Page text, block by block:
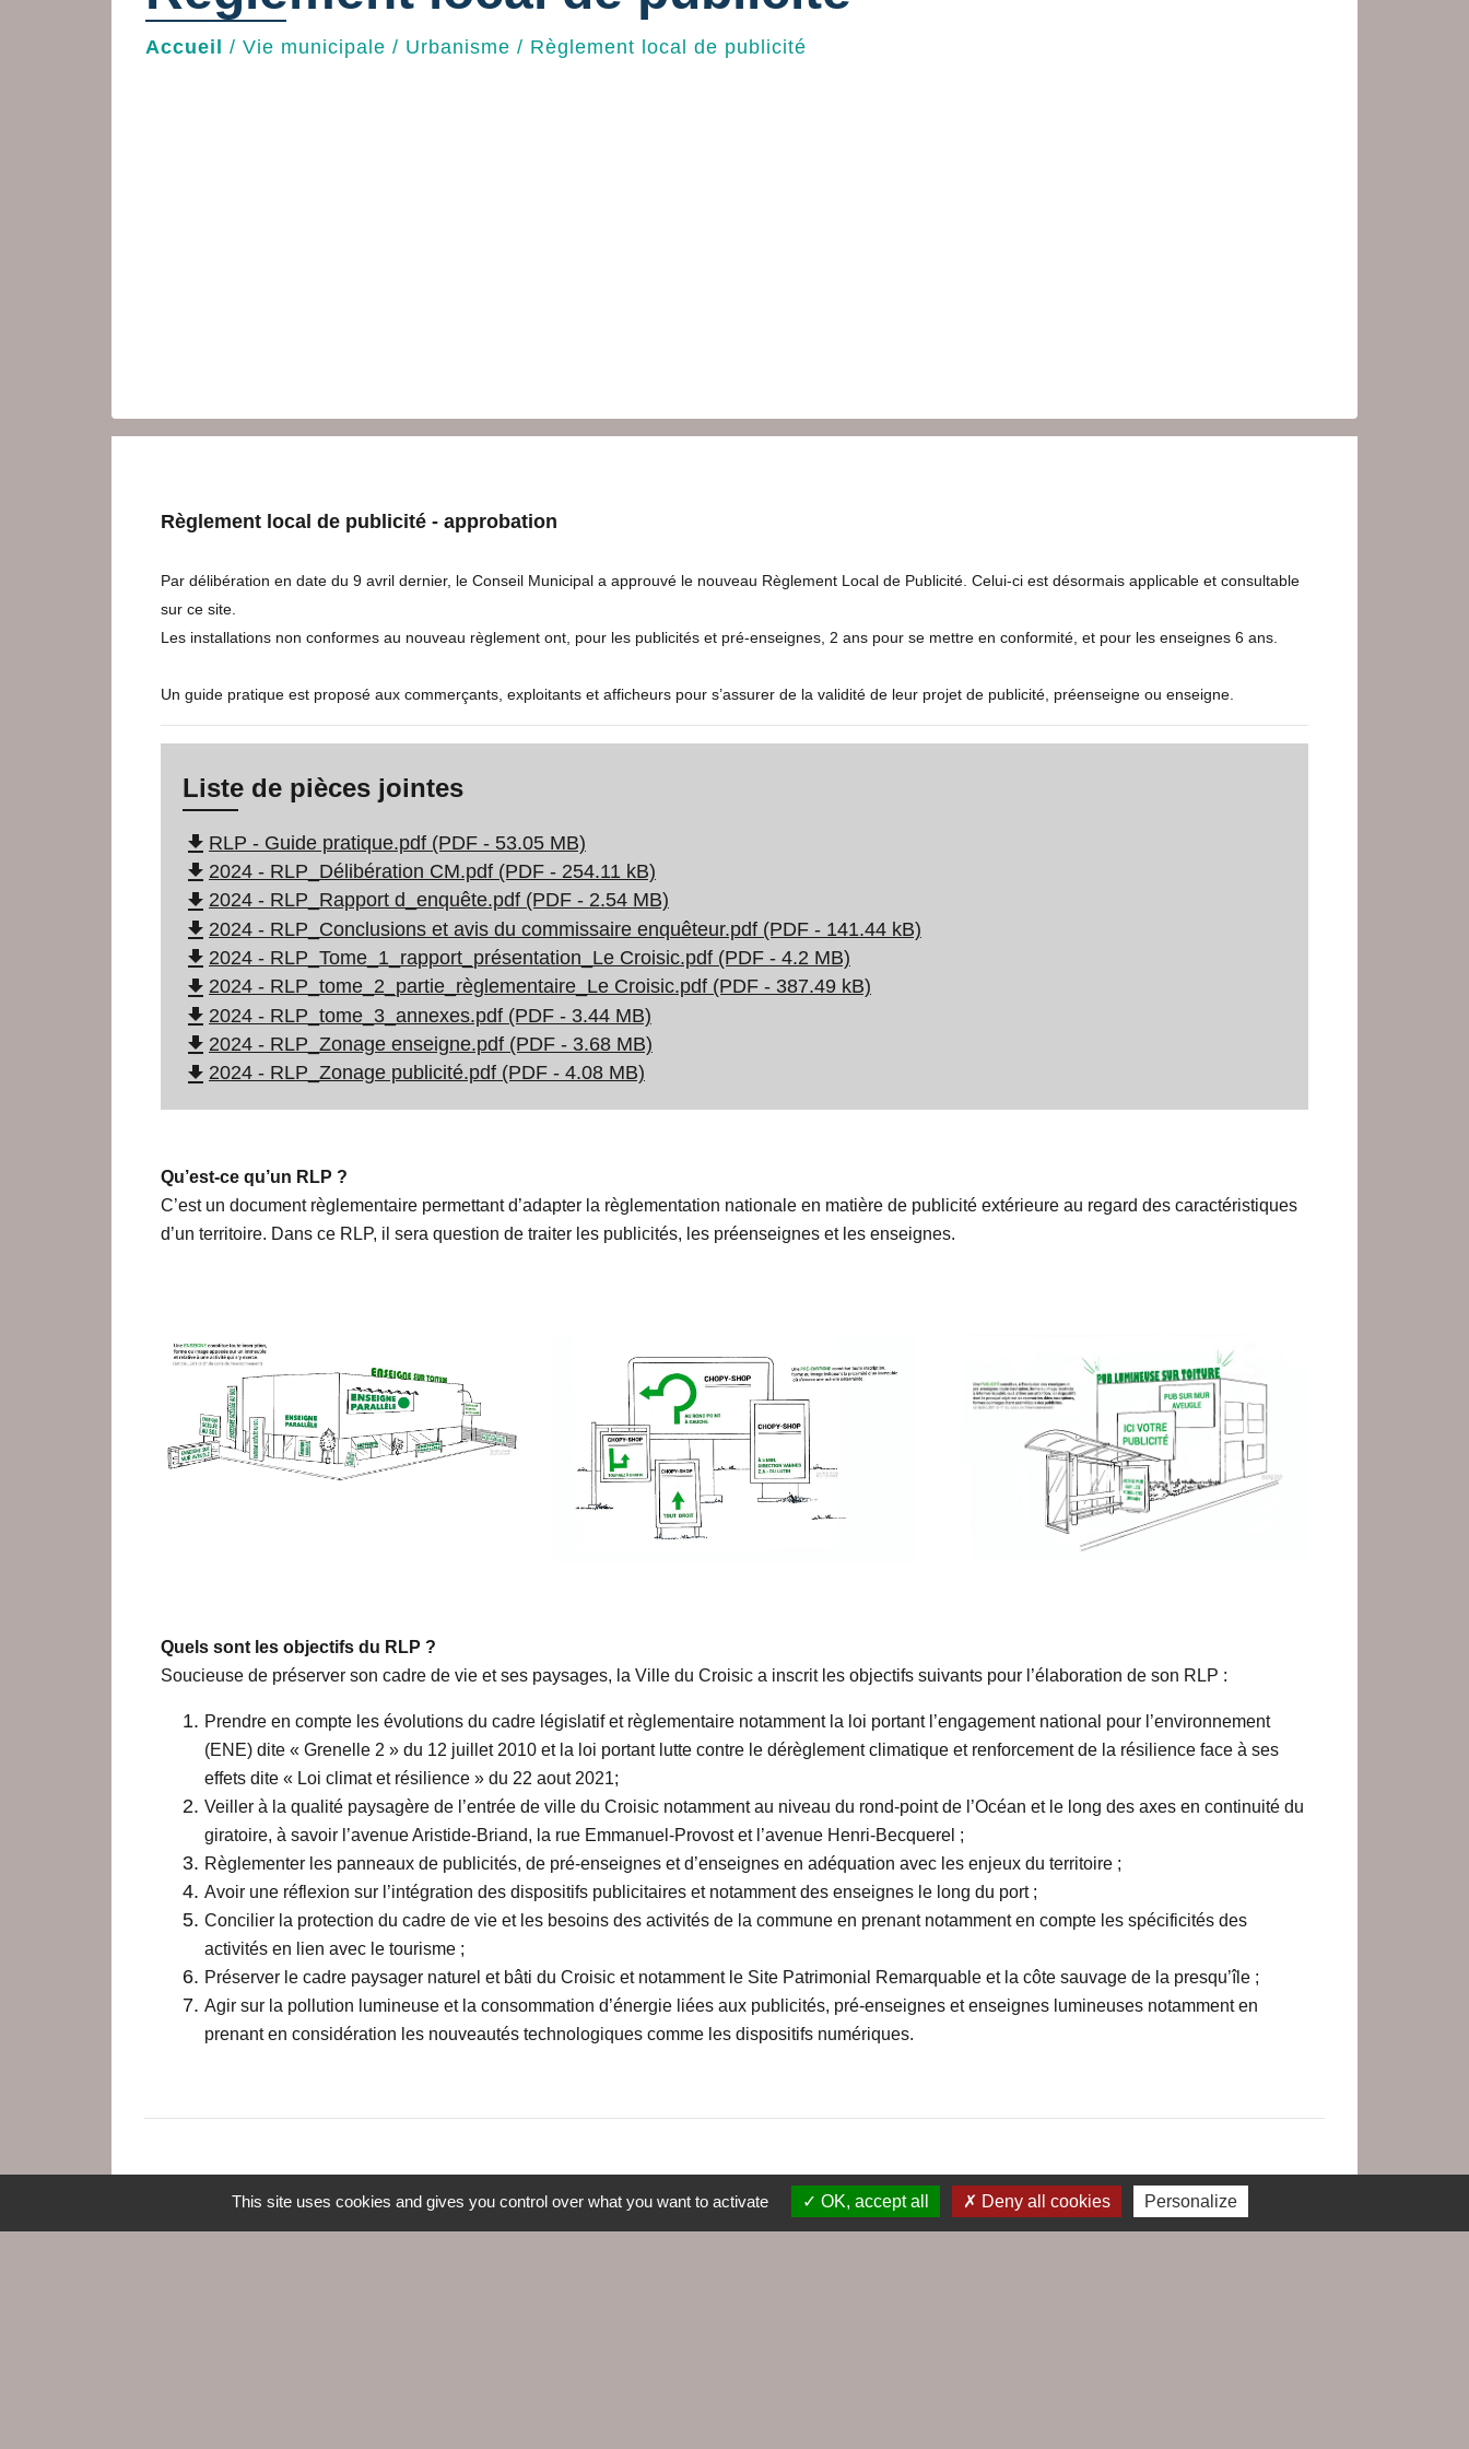
Accueil / Vie municipale / Urbanisme / Règlement local de publicité
Règlement local de publicité - approbation
Par délibération en date du 9 avril dernier, le Conseil Municipal a approuvé le nouveau Règlement Local de Publicité. Celui-ci est désormais applicable et consultable
sur ce site.
Les installations non conformes au nouveau règlement ont, pour les publicités et pré-enseignes, 2 ans pour se mettre en conformité, et pour les enseignes 6 ans.
Un guide pratique est proposé aux commerçants, exploitants et afficheurs pour s’assurer de la validité de leur projet de publicité, préenseigne ou enseigne.
Liste de pièces jointes
file_download RLP - Guide pratique.pdf (PDF - 53.05 MB)
file_download 2024 - RLP_Délibération CM.pdf (PDF - 254.11 kB)
file_download 2024 - RLP_Rapport d_enquête.pdf (PDF - 2.54 MB)
file_download 2024 - RLP_Conclusions et avis du commissaire enquêteur.pdf (PDF - 141.44 kB)
file_download 2024 - RLP_Tome_1_rapport_présentation_Le Croisic.pdf (PDF - 4.2 MB)
file_download 2024 - RLP_tome_2_partie_règlementaire_Le Croisic.pdf (PDF - 387.49 kB)
file_download 2024 - RLP_tome_3_annexes.pdf (PDF - 3.44 MB)
file_download 2024 - RLP_Zonage enseigne.pdf (PDF - 3.68 MB)
file_download 2024 - RLP_Zonage publicité.pdf (PDF - 4.08 MB)
Qu’est-ce qu’un RLP ?
C’est un document règlementaire permettant d’adapter la règlementation nationale en matière de publicité extérieure au regard des caractéristiques
d’un territoire. Dans ce RLP, il sera question de traiter les publicités, les préenseignes et les enseignes.
Quels sont les objectifs du RLP ?
Soucieuse de préserver son cadre de vie et ses paysages, la Ville du Croisic a inscrit les objectifs suivants pour l’élaboration de son RLP :
Prendre en compte les évolutions du cadre législatif et règlementaire notamment la loi portant l’engagement national pour l’environnement
(ENE) dite « Grenelle 2 » du 12 juillet 2010 et la loi portant lutte contre le dérèglement climatique et renforcement de la résilience face à ses
effets dite « Loi climat et résilience » du 22 aout 2021;
Veiller à la qualité paysagère de l’entrée de ville du Croisic notamment au niveau du rond-point de l’Océan et le long des axes en continuité du
giratoire, à savoir l’avenue Aristide-Briand, la rue Emmanuel-Provost et l’avenue Henri-Becquerel ;
Règlementer les panneaux de publicités, de pré-enseignes et d’enseignes en adéquation avec les enjeux du territoire ;
Avoir une réflexion sur l’intégration des dispositifs publicitaires et notamment des enseignes le long du port ;
Concilier la protection du cadre de vie et les besoins des activités de la commune en prenant notamment en compte les spécificités des
activités en lien avec le tourisme ;
Préserver le cadre paysager naturel et bâti du Croisic et notamment le Site Patrimonial Remarquable et la côte sauvage de la presqu’île ;
Agir sur la pollution lumineuse et la consommation d’énergie liées aux publicités, pré-enseignes et enseignes lumineuses notamment en
prenant en considération les nouveautés technologiques comme les dispositifs numériques.
This site uses cookies and gives you control over what you want to activate OK, accept all Deny all cookies Personalize